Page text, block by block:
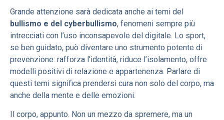
Grande attenzione sarà dedicata anche ai temi del
bullismo e del cyberbullismo, fenomeni sempre più
intrecciati con l’uso inconsapevole del digitale. Lo sport,
se ben guidato, può diventare uno strumento potente di
prevenzione: rafforza l’identità, riduce l’isolamento, offre
modelli positivi di relazione e appartenenza. Parlare di
questi temi significa prendersi cura non solo del corpo, ma
anche della mente e delle emozioni.
Il corpo, appunto. Non un mezzo da spremere, ma un